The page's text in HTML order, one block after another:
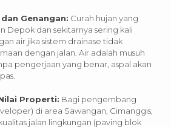
Genangan: Curah hujan yang
Depok dan sekitarnya sering kali
air jika sistem drainase tidak
dengan jalan. Air adalah musuh
pengerjaan yang benar, aspal akan
Properti: Bagi pengembang
di area Sawangan, Cimanggis,
jalan lingkungan (paving blok